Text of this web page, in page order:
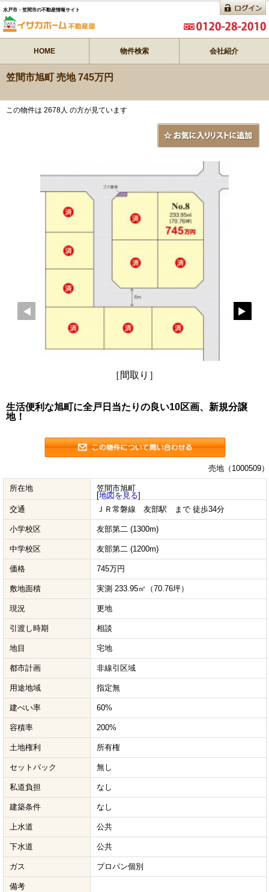
水戸市・笠間市の不動産情報サイト
HOME 物件検索 会社紹介
笠間市旭町 売地 745万円
この物件は 2678人 の方が見ています
［間取り］
生活便利な旭町に全戸日当たりの良い10区画、新規分譲
地！
売地（1000509）
所在地
笠間市旭町
[地図を見る]
交通
ＪＲ常磐線 友部駅 まで 徒歩34分
小学校区 友部第二 (1300m)
中学校区 友部第二 (1200m)
価格 745万円
敷地面積 実測 233.95㎡（70.76坪）
現況 更地
引渡し時期 相談
地目 宅地
都市計画 非線引区域
用途地域 指定無
建ぺい率 60%
容積率 200%
土地権利 所有権
セットバック 無し
私道負担 なし
建築条件 なし
上水道 公共
下水道 公共
ガス プロパン個別
備考